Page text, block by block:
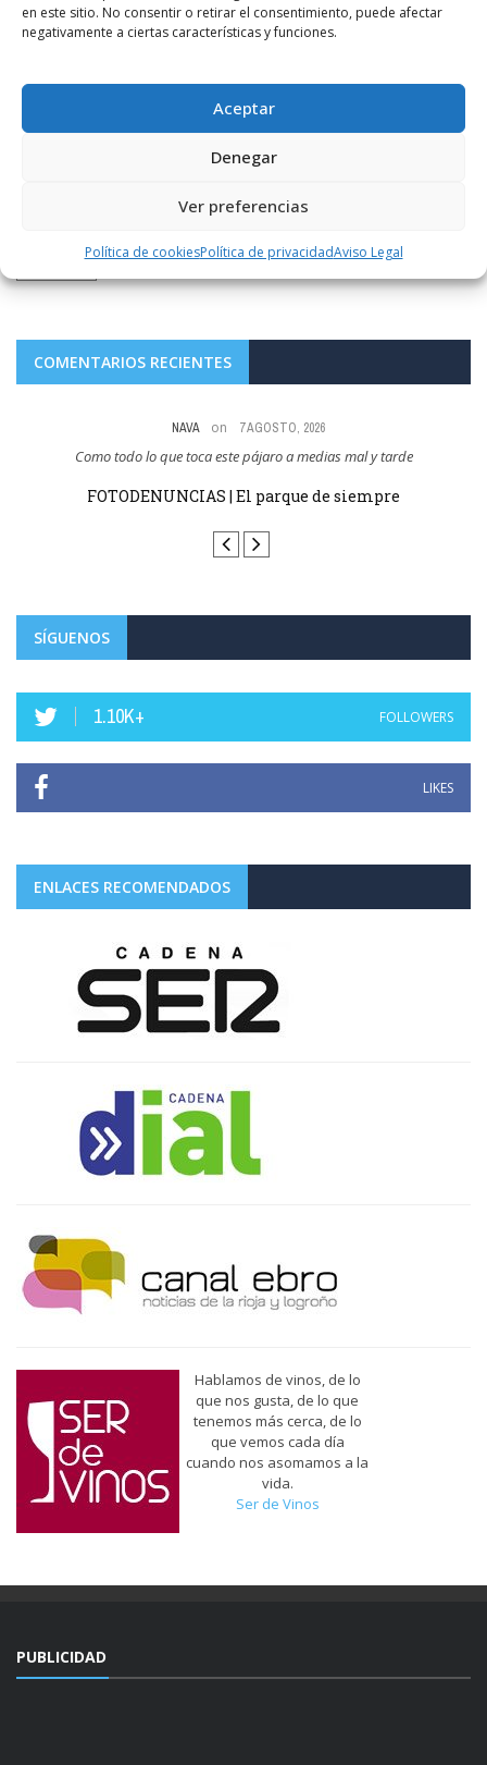
en este sitio. No consentir o retirar el consentimiento, puede afectar
negativamente a ciertas características y funciones.
Aceptar
Denegar
Ver preferencias
Política de cookiesPolítica de privacidadAviso Legal
3 MARZO, 2013 1204
vencer. Los blanquinegros se miden a un rival que está en zona de
COMENTARIOS RECIENTES
NAVA on 7 AGOSTO, 2026
Como todo lo que toca este pájaro a medias mal y tarde
FOTODENUNCIAS | El parque de siempre
SÍGUENOS
1.10K+ FOLLOWERS
LIKES
ENLACES RECOMENDADOS
Hablamos de vinos, de lo
que nos gusta, de lo que
tenemos más cerca, de lo
que vemos cada día
cuando nos asomamos a la
vida.
Ser de Vinos
PUBLICIDAD